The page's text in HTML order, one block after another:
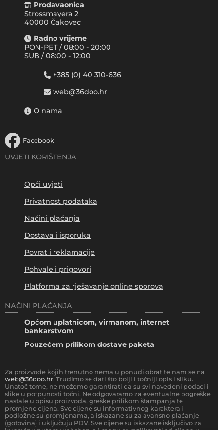
Prodavaonica
Strossmayera 2
40000 Čakovec
Radno vrijeme
PON-PET / 08:00 - 20:00
SUB / 08:00 - 12:00
+385 (0) 40 310-636
web@36doo.hr
O nama
Facebook
UVJETI KORIŠTENJA
Opći uvjeti
Privatnost podataka
Načini plaćanja
Dostava i isporuka
Povrat i reklamacije
Pohvale i prigovori
Platforma za rješavanje online sporova
NAČINI PLAĆANJA
Općom uplatnicom, virmanom, internet
bankarstvom
Pouzećem prilikom dostave paketa
Za proizvode kojih trenutno nema u ponudi obratite nam se na
web@36doo.hr. Trudimo se dati što bolji i točniji opis i sliku.
Unatoč tome, ne možemo garantirati da su svi navedeni podaci i
slike u potpunosti točni. Ne odgovaramo za eventualne pogreške
nastale u opisu proizvoda, greške prilikom štampanja te
promjene cijena. Sve cijene su informativnog karaktera i
podložne su promjenama, a iskazane su za avansno plaćanje
(gotovina) i uključuju PDV. Sve cijene su iskazane isključivo za